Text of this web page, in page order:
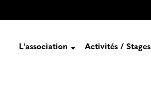
L'association Activités / Stages